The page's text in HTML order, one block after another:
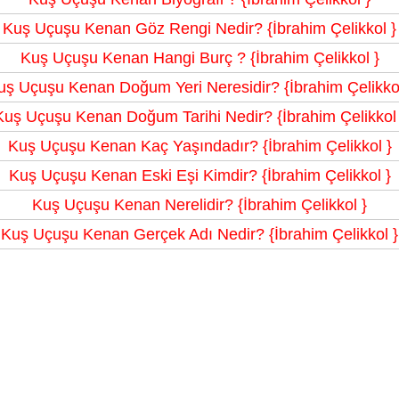
Kuş Uçuşu Kenan Göz Rengi Nedir? {İbrahim Çelikkol }
Kuş Uçuşu Kenan Hangi Burç ? {İbrahim Çelikkol }
Uçuşu Kenan Doğum Yeri Neresidir? {İbrahim
Uçuşu Kenan Doğum Tarihi Nedir? {İbrahim Çelikkol
Kuş Uçuşu Kenan Kaç Yaşındadır? {İbrahim Çelikkol }
Kuş Uçuşu Kenan Eski Eşi Kimdir? {İbrahim Çelikkol }
Kuş Uçuşu Kenan Nerelidir? {İbrahim Çelikkol }
Kuş Uçuşu Kenan Gerçek Adı Nedir? {İbrahim Çelikkol }